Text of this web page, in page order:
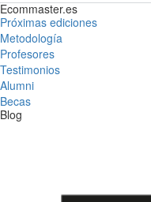
Ecommaster.es
Próximas ediciones
Metodología
Profesores
Testimonios
Alumni
Becas
Blog